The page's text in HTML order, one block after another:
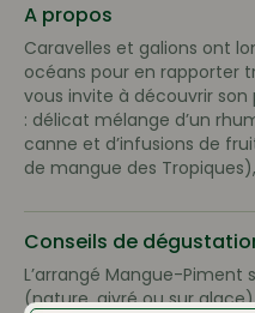
A propos
Caravelles et galions ont
océans pour en rapporter
vous invite à découvrir
: délicat mélange d’un
canne et d’infusions de
de mangue des Tropiques),
Conseils de
L’arrangé Mangue-
(nature, givré ou sur